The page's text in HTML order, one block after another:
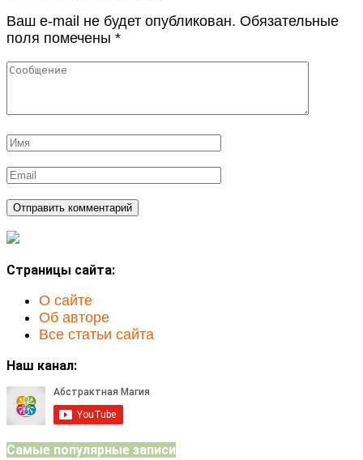
Ваш e-mail не будет опубликован. Обязательные
поля помечены *
Страницы сайта:
О сайте
Об авторе
Все статьи сайта
Наш канал:
Самые популярные записи